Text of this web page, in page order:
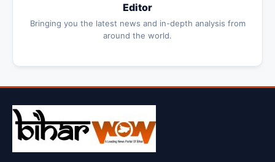
Editor
Bringing you the latest news and in-depth analysis from
around the world.